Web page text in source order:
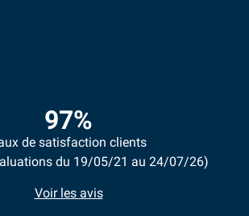
97%
de satisfaction clients
du 19/05/21 au 24/07/26)
Voir les avis